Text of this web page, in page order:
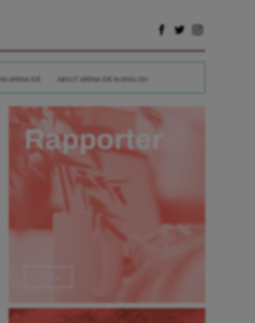
OM ARENA IDÉ ABOUT ARENA IDÉ IN ENGLISH
Rapporter